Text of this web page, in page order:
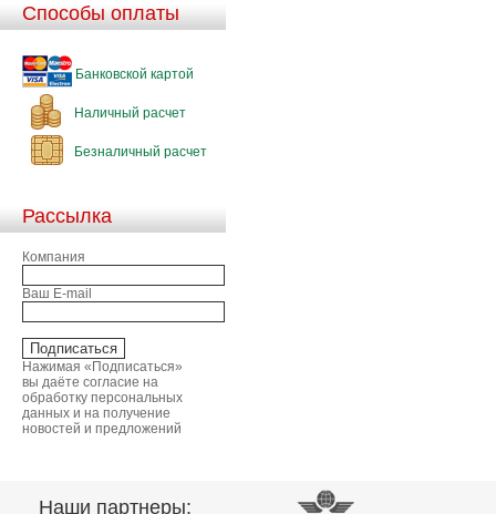
Способы оплаты
Банковской картой
Наличный расчет
Безналичный расчет
Рассылка
Компания
Ваш E-mail
Нажимая «Подписаться»
вы даёте согласие на
обработку персональных
данных и на получение
новостей и предложений
Наши партнеры: